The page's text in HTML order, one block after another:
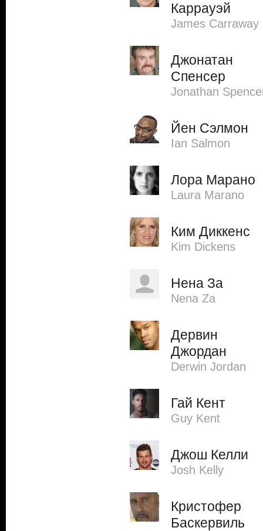
Каррауэй
James Carraway
Джонатан
Спенсер
Jonathan
Йен Сэлмон
Ian Salmon
Лора Марано
Laura Marano
Ким Диккенс
Kim Dickens
Нена За
Nena Za
Дервин
Джордан
Derwin Jordan
Гай Кент
Guy Kent
Джош Келли
Josh Kelly
Кристофер
Баскервиль